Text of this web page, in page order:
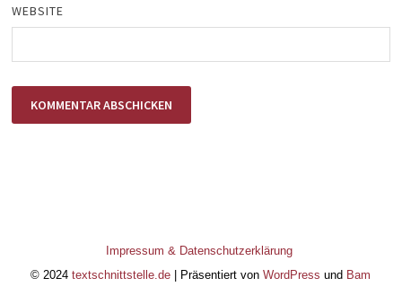
WEBSITE
Impressum & Datenschutzerklärung
© 2024textschnittstelle.de | Präsentiert vonWordPress und Bam